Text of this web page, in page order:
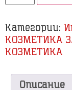
Категории:
КОЗМЕТИКА
КОЗМЕТИКА
Описание